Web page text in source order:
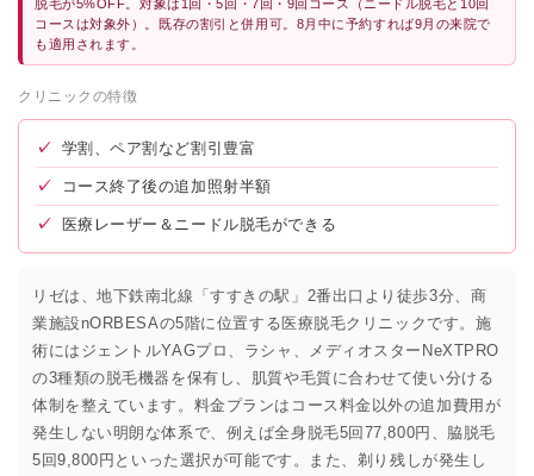
脱毛が5%OFF。対象は1回・5回・7回・9回コース（ニードル脱毛と10回
コースは対象外）。既存の割引と併用可。8月中に予約すれば9月の来院で
も適用されます。
クリニックの特徴
✓ 学割、ペア割など割引豊富
✓ コース終了後の追加照射半額
✓ 医療レーザー＆ニードル脱毛ができる
リゼは、地下鉄南北線「すすきの駅」2番出口より徒歩3分、商
業施設nORBESAの5階に位置する医療脱毛クリニックです。施
術にはジェントルYAGプロ、ラシャ、メディオスターNeXTPRO
の3種類の脱毛機器を保有し、肌質や毛質に合わせて使い分ける
体制を整えています。料金プランはコース料金以外の追加費用が
発生しない明朗な体系で、例えば全身脱毛5回77,800円、脇脱毛
5回9,800円といった選択が可能です。また、剃り残しが発生し